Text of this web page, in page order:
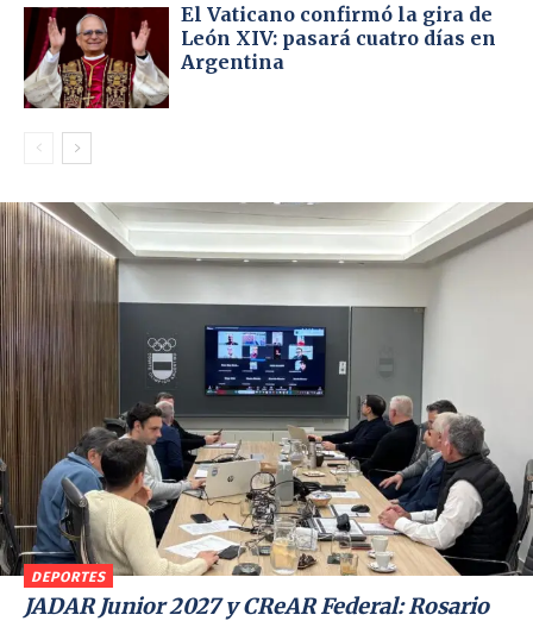
El Vaticano confirmó la gira de
León XIV: pasará cuatro días en
Argentina
DEPORTES
JADAR Junior 2027 y CReAR Federal: Rosario